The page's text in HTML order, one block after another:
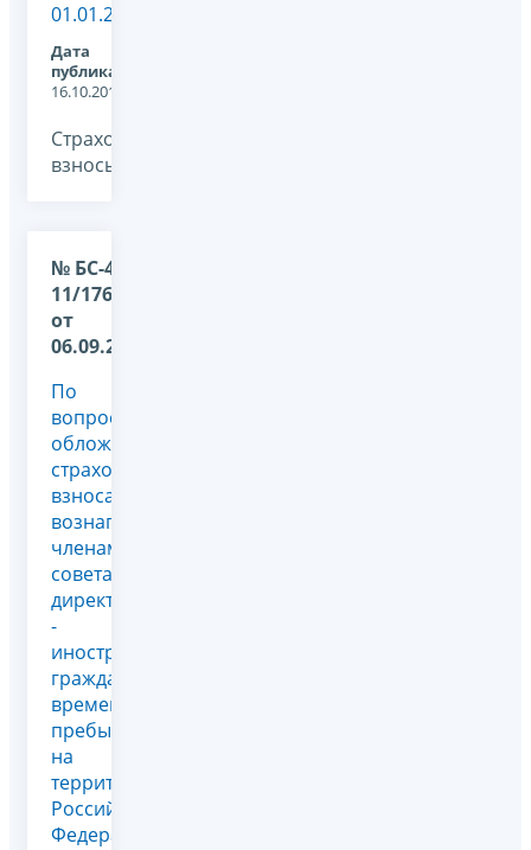
01.01.2017
Дата
публикации:
16.10.2017
Страховые
взносы, -
№ БС-4-
11/17685@
от
06.09.2017
По
вопросу
обложения
страховыми
взносами
вознаграждений
членам
совета
директоров
-
иностранным
гражданам,
временно
пребывающим
на
территории
Российской
Федерации